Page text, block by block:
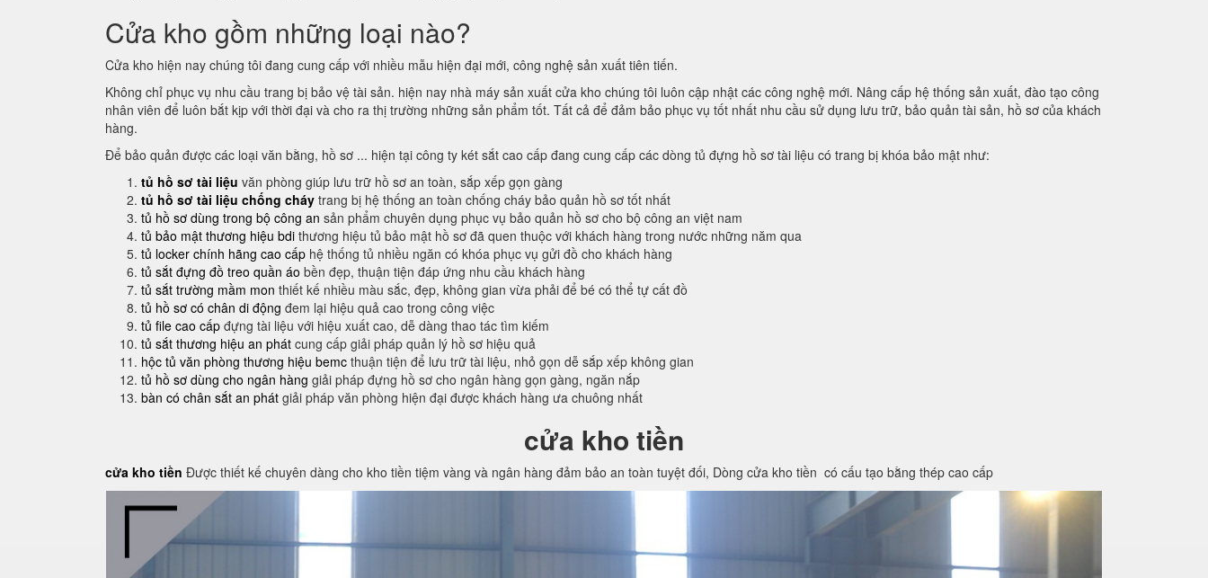
Cửa kho gồm những loại nào?
Cửa kho hiện nay chúng tôi đang cung cấp với nhiều mẫu hiện đại mới, công nghệ sản xuất tiên tiến.
Không chỉ phục vụ nhu cầu trang bị bảo vệ tài sản. hiện nay nhà máy sản xuất cửa kho chúng tôi luôn cập nhật các công nghệ mới. Nâng cấp hệ thống sản xuất, đào tạo công
nhân viên để luôn bắt kịp với thời đại và cho ra thị trường những sản phẩm tốt. Tất cả để đảm bảo phục vụ tốt nhất nhu cầu sử dụng lưu trữ, bảo quản tài sản, hồ sơ của khách
hàng.
Để bảo quản được các loại văn bằng, hồ sơ ... hiện tại công ty két sắt cao cấp đang cung cấp các dòng tủ đựng hồ sơ tài liệu có trang bị khóa bảo mật như:
tủ hồ sơ tài liệu văn phòng giúp lưu trữ hồ sơ an toàn, sắp xếp gọn gàng
tủ hồ sơ tài liệu chống cháy trang bị hệ thống an toàn chống cháy bảo quản hồ sơ tốt nhất
tủ hồ sơ dùng trong bộ công an sản phẩm chuyên dụng phục vụ bảo quản hồ sơ cho bộ công an việt nam
tủ bảo mật thương hiệu bdi thương hiệu tủ bảo mật hồ sơ đã quen thuộc với khách hàng trong nước những năm qua
tủ locker chính hãng cao cấp hệ thống tủ nhiều ngăn có khóa phục vụ gửi đồ cho khách hàng
tủ sắt đựng đồ treo quần áo bền đẹp, thuận tiện đáp ứng nhu cầu khách hàng
tủ sắt trường mầm mon thiết kế nhiều màu sắc, đẹp, không gian vừa phải để bé có thể tự cất đồ
tủ hồ sơ có chân di động đem lại hiệu quả cao trong công việc
tủ file cao cấp đựng tài liệu với hiệu xuất cao, dễ dàng thao tác tìm kiếm
tủ sắt thương hiệu an phát cung cấp giải pháp quản lý hồ sơ hiệu quả
hộc tủ văn phòng thương hiệu bemc thuận tiện để lưu trữ tài liệu, nhỏ gọn dễ sắp xếp không gian
tủ hồ sơ dùng cho ngân hàng giải pháp đựng hồ sơ cho ngân hàng gọn gàng, ngăn nắp
bàn có chân sắt an phát giải pháp văn phòng hiện đại được khách hàng ưa chuông nhất
cửa kho tiền
cửa kho tiền Được thiết kế chuyên dàng cho kho tiền tiệm vàng và ngân hàng đảm bảo an toàn tuyệt đối, Dòng cửa kho tiền có cấu tạo bằng thép cao cấp